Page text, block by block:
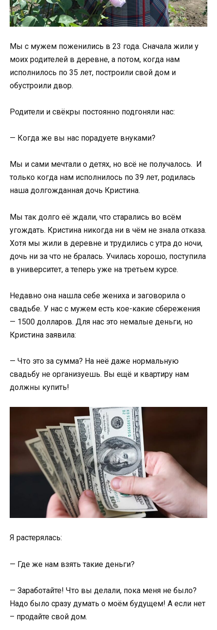
Мы с мужем поженились в 23 года. Сначала жили у
моих родителей в деревне, а потом, когда нам
исполнилось по 35 лет, построили свой дом и
обустроили двор.
Родители и свёкры постоянно подгоняли нас:
— Когда же вы нас порадуете внуками?
Мы и сами мечтали о детях, но всё не получалось. И
только когда нам исполнилось по 39 лет, родилась
наша долгожданная дочь Кристина.
Мы так долго её ждали, что старались во всём
угождать. Кристина никогда ни в чём не знала отказа.
Хотя мы жили в деревне и трудились с утра до ночи,
дочь ни за что не бралась. Училась хорошо, поступила
в университет, а теперь уже на третьем курсе.
Недавно она нашла себе жениха и заговорила о
свадьбе. У нас с мужем есть кое-какие сбережения
— 1500 долларов. Для нас это немалые деньги, но
Кристина заявила:
— Что это за сумма? На неё даже нормальную
свадьбу не организуешь. Вы ещё и квартиру нам
должны купить!
Я растерялась:
— Где же нам взять такие деньги?
— Заработайте! Что вы делали, пока меня не было?
Надо было сразу думать о моём будущем! А если нет
– продайте свой дом.